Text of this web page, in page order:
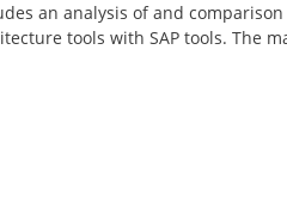
an analysis of and
tools with SAP tools. The